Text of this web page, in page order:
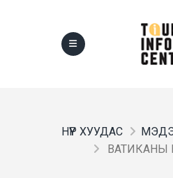
НҮҮР ХУУДАС
ВАТИКАНЫ